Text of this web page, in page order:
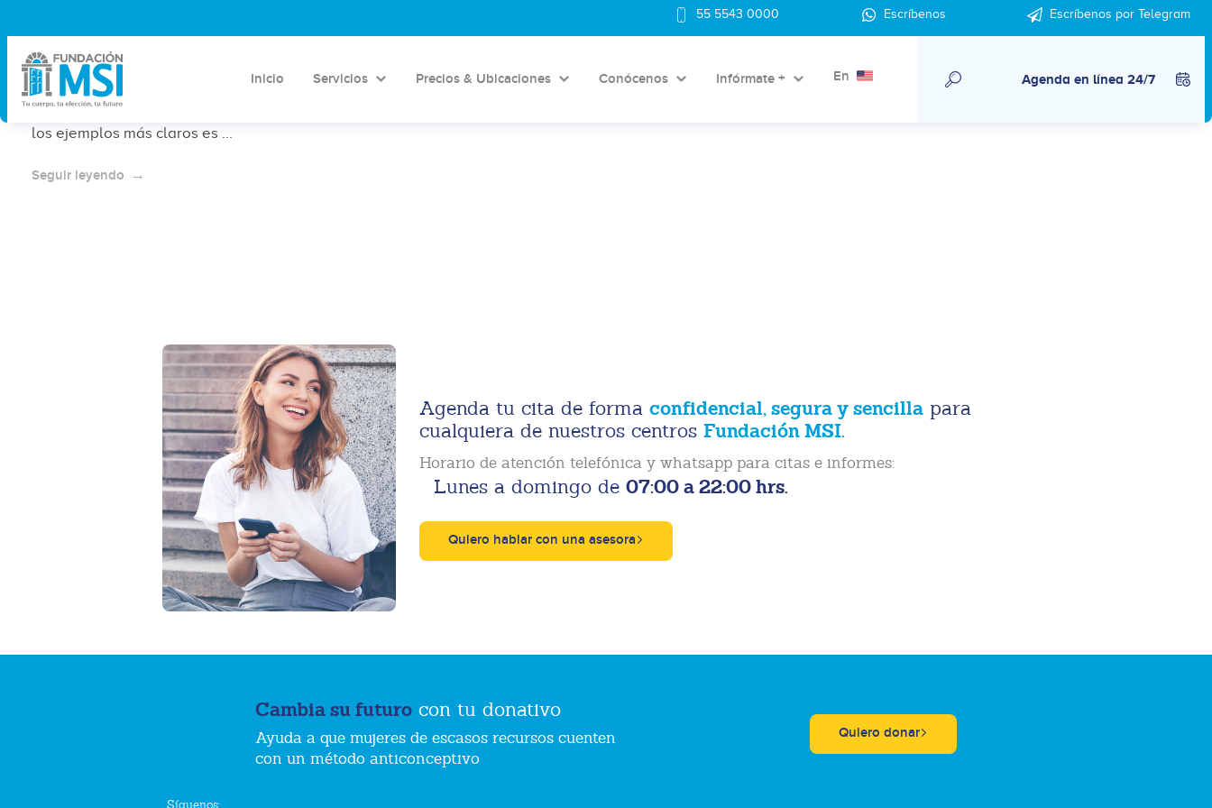
55 5543 0000 Escríbenos Escríbenos por Telegram
Inicio Servicios Precios & Ubicaciones Conócenos Infórmate + En Agenda en línea 24/7
La legalización del aborto en México ha sido un
proceso complejo, y muchas veces ha avanzado
debido a situaciones urgentes e ineludibles que han
"obligado" a las autoridades a tomar acción. Uno de
los ejemplos más claros es ...
Seguir leyendo
Agenda tu cita de forma confidencial, segura y sencillapara
cualquiera de nuestros centros Fundación MSI.
Horario de atención telefónica y whatsapp para citas e informes:
Lunes a domingo de 07:00 a 22:00 hrs.
Quiero hablar con una asesora
Cambia su futuro con tu donativo
Ayuda a que mujeres de escasos recursos cuenten
con un método anticonceptivo
Quiero donar